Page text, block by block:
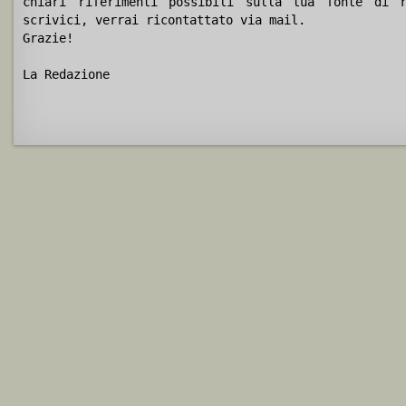
scrivici, verrai ricontattato via mail.
Grazie!
La Redazione